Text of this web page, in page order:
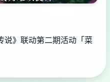
说》联动第二期活动「菜